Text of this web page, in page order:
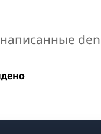
написанные